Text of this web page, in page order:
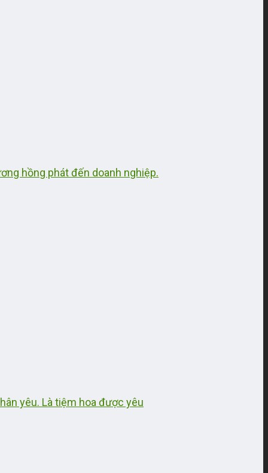
hồng phát đến doanh nghiệp.
yêu. Là tiệm hoa được yêu